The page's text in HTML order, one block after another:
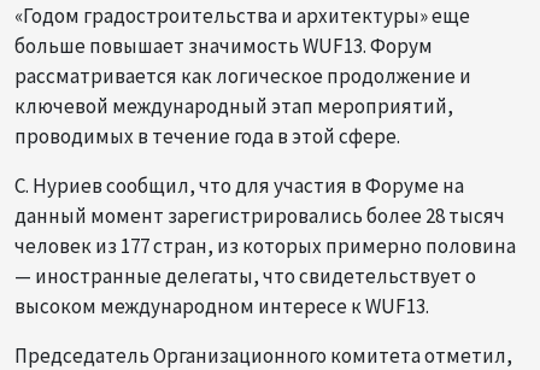
«Годом градостроительства и архитектуры» еще
больше повышает значимость WUF13. Форум
рассматривается как логическое продолжение и
ключевой международный этап мероприятий,
проводимых в течение года в этой сфере.
С. Нуриев сообщил, что для участия в Форуме на
данный момент зарегистрировались более 28 тысяч
человек из 177 стран, из которых примерно половина
— иностранные делегаты, что свидетельствует о
высоком международном интересе к WUF13.
Председатель Организационного комитета отметил,